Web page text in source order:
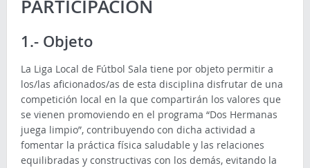
PARTICIPACIÓN
1.- Objeto
La Liga Local de Fútbol Sala tiene por objeto permitir a
los/las aficionados/as de esta disciplina disfrutar de una
competición local en la que compartirán los valores que
se vienen promoviendo en el programa “Dos Hermanas
juega limpio”, contribuyendo con dicha actividad a
fomentar la práctica física saludable y las relaciones
equilibradas y constructivas con los demás, evitando la